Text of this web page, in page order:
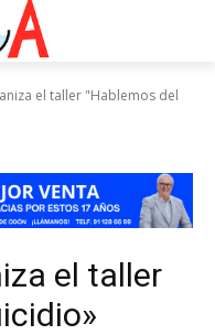
el taller "Hablemos del
el taller